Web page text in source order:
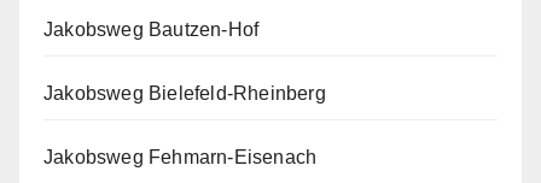
Jakobsweg Bautzen-Hof
Jakobsweg Bielefeld-Rheinberg
Jakobsweg Fehmarn-Eisenach